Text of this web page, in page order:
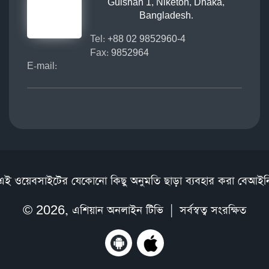
Gulshan 1, Niketon, Dhaka,
Bangladesh.
Tel: +88 02 9852960-4
Fax: 9852964
E-mail:
ওয়েবসাইটের যেকোনো কিছু অনুমতি ছাড়া ব্যবহার করা
© 2026, এশিয়ান অনলাইন টিভি| সর্বস্বত্ব সংরক্ষিত